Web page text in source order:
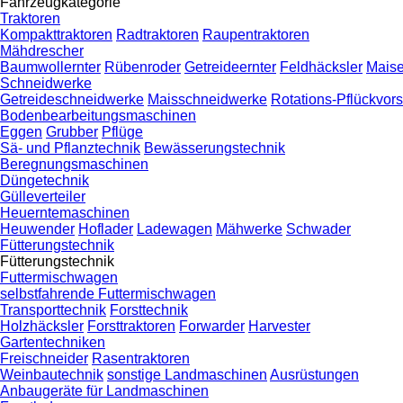
Traktoren
Kompakttraktoren Radtraktoren Raupentraktoren
Mähdrescher
Baumwollernter Rübenroder Getreideernter Feldhäcksler
Schneidwerke
Getreideschneidwerke Maisschneidwerke Rotations-
Bodenbearbeitungsmaschinen
Eggen Grubber Pflüge
Sä- und Pflanztechnik Bewässerungstechnik
Beregnungsmaschinen
Düngetechnik
Gülleverteiler
Heuerntemaschinen
Heuwender Hoflader Ladewagen Mähwerke Schwader
Fütterungstechnik
Fütterungstechnik
Futtermischwagen
selbstfahrende Futtermischwagen
Transporttechnik Forsttechnik
Holzhäcksler Forsttraktoren Forwarder Harvester
Gartentechniken
Freischneider Rasentraktoren
Weinbautechnik sonstige Landmaschinen Ausrüstungen
Anbaugeräte für Landmaschinen